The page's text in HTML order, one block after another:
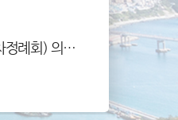
제342회 남구의회(제2차정례회) 의정활동사진